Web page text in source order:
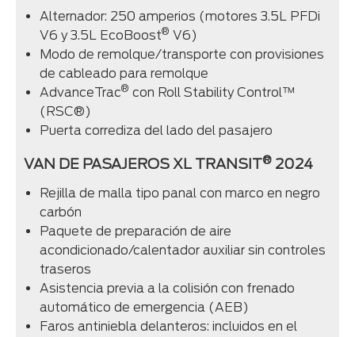
Alternador: 250 amperios (motores 3.5L PFDi
V6 y 3.5L EcoBoost® V6)
Modo de remolque/transporte con provisiones
de cableado para remolque
AdvanceTrac® con Roll Stability Control™
(RSC®)
Puerta corrediza del lado del pasajero
VAN DE PASAJEROS XL TRANSIT® 2024
Rejilla de malla tipo panal con marco en negro
carbón
Paquete de preparación de aire
acondicionado/calentador auxiliar sin controles
traseros
Asistencia previa a la colisión con frenado
automático de emergencia (AEB)
Faros antiniebla delanteros: incluidos en el